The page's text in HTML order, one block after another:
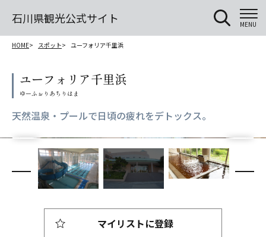
石川県観光公式サイト MENU
HOME スポット ユーフォリア千里浜
ユーフォリア千里浜
天然温泉・プールで日頃の疲れをデトックス。
マイリストに登録